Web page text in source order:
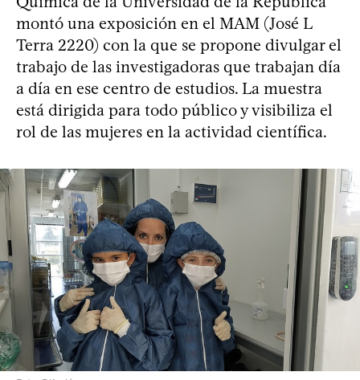
montó una exposición en el MAM (José L
Terra 2220) con la que se propone divulgar el
trabajo de las investigadoras que trabajan día
a día en ese centro de estudios. La muestra
está dirigida para todo público y visibiliza el
rol de las mujeres en la actividad científica.